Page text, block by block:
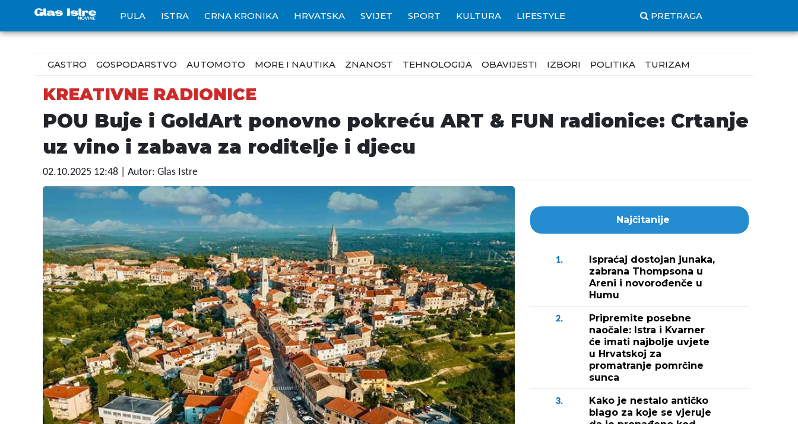
PULA ISTRA CRNA KRONIKA HRVATSKA SVIJET SPORT KULTURA LIFESTYLE PRETRAGA
GASTRO GOSPODARSTVO AUTOMOTO MORE I NAUTIKA ZNANOST TEHNOLOGIJA OBAVIJESTI IZBORI POLITIKA TURIZAM
KREATIVNE RADIONICE
POU Buje i GoldArt ponovno pokreću ART & FUN radionice: Crtanje
uz vino i zabava za roditelje i djecu
02.10.2025 12:48 | Autor: Glas Istre
Najčitanije
1.
Ispraćaj dostojan junaka,
zabrana Thompsona u
Areni i novorođenče u
Humu
2.
Pripremite posebne
naočale: Istra i Kvarner
će imati najbolje uvjete
u Hrvatskoj za
promatranje pomrčine
sunca
3.
Kako je nestalo antičko
blago za koje se vjeruje